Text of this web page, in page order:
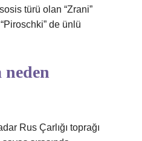
türü olan “Zrani”
de ünlü
neden
Rus Çarlığı toprağı